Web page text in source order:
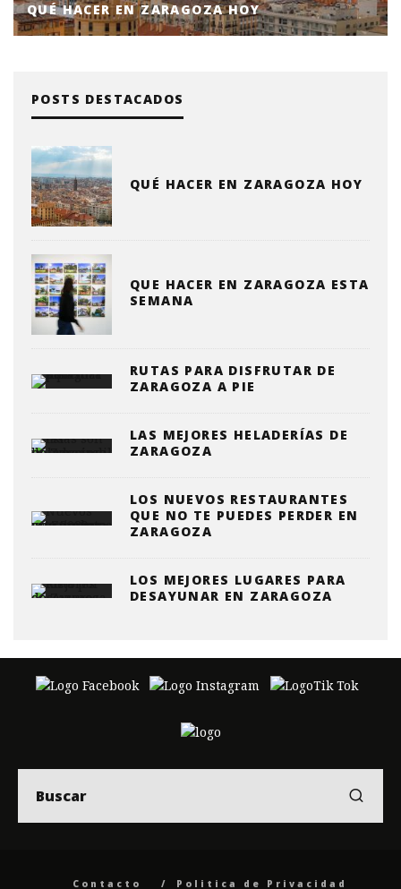
QUÉ HACER EN ZARAGOZA HOY
POSTS DESTACADOS
QUÉ HACER EN ZARAGOZA HOY
QUE HACER EN ZARAGOZA ESTA
SEMANA
RUTAS PARA DISFRUTAR DE
ZARAGOZA A PIE
LAS MEJORES HELADERÍAS DE
ZARAGOZA
LOS NUEVOS RESTAURANTES
QUE NO TE PUEDES PERDER EN
ZARAGOZA
LOS MEJORES LUGARES PARA
DESAYUNAR EN ZARAGOZA
Contacto Politica de Privacidad